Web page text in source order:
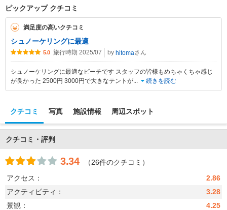
ピックアップ クチコミ
満足度の高いクチコミ
シュノーケリングに最適
5.0 旅行時期 2025/07 by hitomaさん
シュノーケリングに最適なビーチです スタッフの皆様もめちゃくちゃ感じ
が良かった 2500円 3000円で大きなテントが... 続きを読む
クチコミ 写真 施設情報 周辺スポット
クチコミ・評判
3.34
（26件のクチコミ）
アクセス：
2.86
アクティビティ：
3.28
景観：
4.25